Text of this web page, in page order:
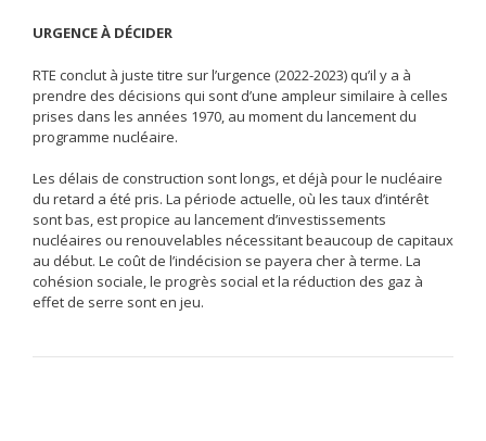
URGENCE À DÉCIDER
RTE conclut à juste titre sur l’urgence (2022-2023) qu’il y a à
prendre des décisions qui sont d’une ampleur similaire à celles
prises dans les années 1970, au moment du lancement du
programme nucléaire.
Les délais de construction sont longs, et déjà pour le nucléaire
du retard a été pris. La période actuelle, où les taux d’intérêt
sont bas, est propice au lancement d’investissements
nucléaires ou renouvelables nécessitant beaucoup de capitaux
au début. Le coût de l’indécision se payera cher à terme. La
cohésion sociale, le progrès social et la réduction des gaz à
effet de serre sont en jeu.